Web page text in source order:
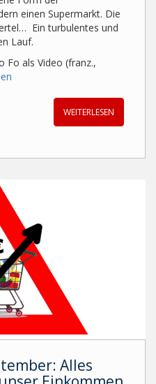
ei­nen Supermarkt. Die
Ein turbulentes und
Lauf.
Fo als Video (franz.,
WEITERLESEN
Alles